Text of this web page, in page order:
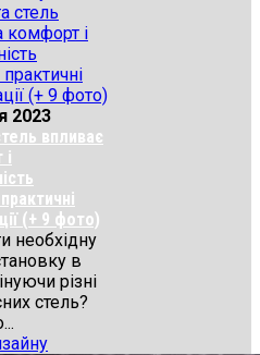
2023
впливає
(+ 9 фото)
необхідну
в
різні
стель?